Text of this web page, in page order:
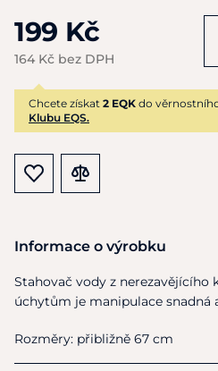
199 Kč
164 Kč bez DPH
Chcete získat 2 EQK do
Klubu EQS.
Informace o výrobku
Stahovač vody z nerezavějícího
úchytům je manipulace snadná
Rozměry: přibližně 67 cm